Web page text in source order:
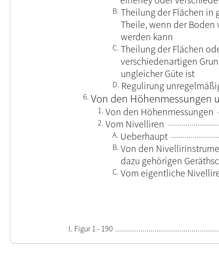
B. Theilung der Flächen
Theile, wenn der
werden kann
C. Theilung der Flächen
verschiedenartigen
ungleicher Güte ist
D. Regulirung
6. Von den Höhenmessungen
1. Von den Höhenmessungen
2. Vom Nivelliren
A. Ueberhaupt
B. Von den
dazu gehörigen
C. Vom eigentliche
I. Figur 1 - 190